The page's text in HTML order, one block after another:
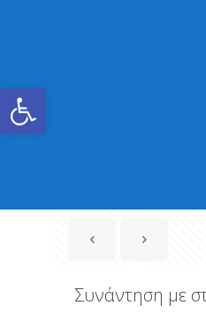
Ανοίξτε τη γραμμή εργαλείων
Συνάντηση με